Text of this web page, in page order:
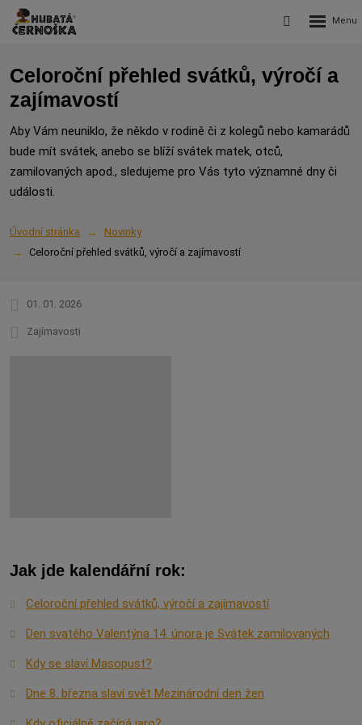
Vyhledávání
Rozbalení
Celoroční přehled svátků, výročí a
zajímavostí
Aby Vám neuniklo, že někdo v rodině či z kolegů nebo kamarádů
bude mít svátek, anebo se blíží svátek matek, otců,
zamilovaných apod., sledujeme pro Vás tyto významné dny či
události.
Úvodní stránka
Novinky
Celoroční přehled svátků, výročí a zajímavostí
01. 01. 2026
Zajímavosti
Jak jde kalendářní rok:
Celoroční přehled svátků, výročí a zajímavostí
Den svatého Valentýna 14. února je Svátek zamilovaných
Kdy se slaví Masopust?
Dne 8. března slaví svět Mezinárodní den žen